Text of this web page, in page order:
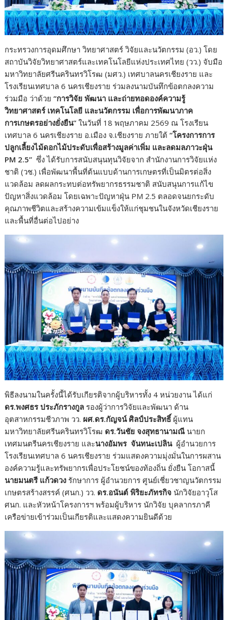
กระทรวงการอุดมศึกษา วิทยาศาสตร์ วิจัยและนวัตกรรม (อว.) โดย
สถาบันวิจัยวิทยาศาสตร์และเทคโนโลยีแห่งประเทศไทย (วว.) จับมือ
มหาวิทยาลัยศรีนครินทรวิโรฒ (มศว.) เทศบาลนครเชียงราย และ
โรงเรียนเทศบาล 6 นครเชียงราย ร่วมลงนามบันทึกข้อตกลงความ
ร่วมมือ ว่าด้วย“การวิจัย พัฒนา และถ่ายทอดองค์ความรู้
วิทยาศาสตร์ เทคโนโลยี และนวัตกรรม เพื่อการพัฒนาภาค
การเกษตรอย่างยั่งยืน” ในวันที่ 18 พฤษภาคม 2569 ณ โรงเรียน
เทศบาล 6 นครเชียงราย อ.เมือง จ.เชียงราย ภายใต้“โครงการการ
ปลูกเลี้ยงไม้ดอกไม้ประดับเพื่อสร้างมูลค่าเพิ่ม และลดมลภาวะฝุ่น
PM 2.5” ซึ่ง ได้รับการสนับสนุนทุนวิจัยจาก สำนักงานการวิจัยแห่ง
ชาติ (วช.) เพื่อพัฒนาพื้นที่ต้นแบบด้านการเกษตรที่เป็นมิตรต่อสิ่ง
แวดล้อม ลดผลกระทบต่อทรัพยากรธรรมชาติ สนับสนุนการแก้ไข
ปัญหาสิ่งแวดล้อม โดยเฉพาะปัญหาฝุ่น PM 2.5 ตลอดจนยกระดับ
คุณภาพชีวิตและสร้างความเข้มแข็งให้แก่ชุมชนในจังหวัดเชียงราย
และพื้นที่อื่นต่อไปอย่าง
พิธีลงนามในครั้งนี้ได้รับเกียรติจากผู้บริหารทั้ง 4 หน่วยงาน ได้แก่
ดร.พงศธร ประภักรางกูล รองผู้ว่าการวิจัยและพัฒนา ด้าน
อุตสาหกรรมชีวภาพ วว. ผศ.ดร.กัญจน์ ศิลป์ประสิทธิ์ ผู้แทน
มหาวิทยาลัยศรีนครินทรวิโรฒ ดร.วันชัย จงสุทธานามณี นายก
เทศมนตรีนครเชียงราย และนางอัมพร จันทนะเปลินผู้อำนวยการ
โรงเรียนเทศบาล 6 นครเชียงราย ร่วมแสดงความมุ่งมั่นในการผสาน
องค์ความรู้และทรัพยากรเพื่อประโยชน์ของท้องถิ่น ยั่งยืน โอกาสนี้
นายมนตรี แก้วดวง รักษาการ ผู้อำนวยการ ศูนย์เชี่ยวชาญนวัตกรรม
เกษตรสร้างสรรค์ (ศนก.) วว. ดร.อนันต์ พิริยะภัทรกิจ นักวิจัยอาวุโส
ศนก. และหัวหน้าโครงการฯ พร้อมผู้บริหาร นักวิจัย บุคลากรภาคี
เครือข่ายเข้าร่วมเป็นเกียรติและแสดงความยินดีด้วย